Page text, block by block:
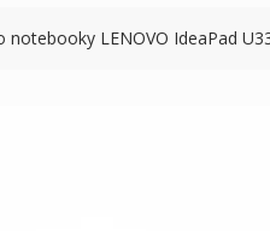
notebooky LENOVO IdeaPad